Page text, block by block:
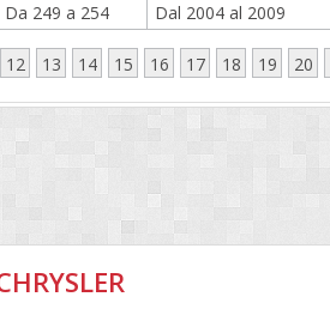
Da 249 a 254 Dal 2004 al 2009
12 13 14 15 16 17 18 19 20